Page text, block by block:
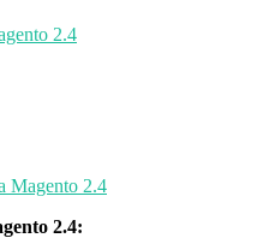
2.4
Magento 2.4
2.4: